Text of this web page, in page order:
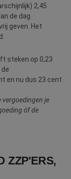
2,45
de dag
geven. Het
steken op 0,23
en nu dus 23 cent
vergoedingen je
óf de
ZZP'ERS,